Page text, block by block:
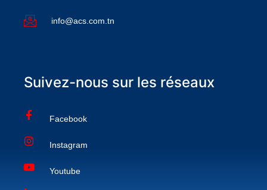
info@acs.com.tn
Suivez-nous sur les réseaux
Facebook
Instagram
Youtube